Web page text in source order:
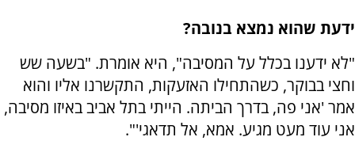
ידעת שהוא נמצא בנובה?
"לא ידענו בכלל על המסיבה", היא אומרת. "בשעה שש
וחצי בבוקר, כשהתחילו האזעקות, התקשרנו אליו והוא
אמר 'אני פה, בדרך הביתה. הייתי בתל אביב באיזו מסיבה,
אני עוד מעט מגיע. אמא, אל תדאגי'".